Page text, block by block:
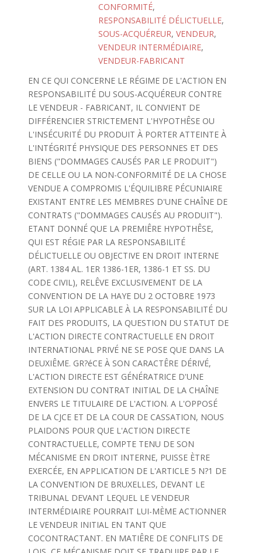
CONFORMITÉ,
RESPONSABILITÉ DÉLICTUELLE,
SOUS-ACQUÉREUR, VENDEUR,
VENDEUR INTERMÉDIAIRE,
VENDEUR-FABRICANT
EN CE QUI CONCERNE LE RÉGIME DE L'ACTION EN
RESPONSABILITÉ DU SOUS-ACQUÉREUR CONTRE
LE VENDEUR - FABRICANT, IL CONVIENT DE
DIFFÉRENCIER STRICTEMENT L'HYPOTHÊSE OU
L'INSÉCURITÉ DU PRODUIT À PORTER ATTEINTE À
L'INTÉGRITÉ PHYSIQUE DES PERSONNES ET DES
BIENS ("DOMMAGES CAUSÉS PAR LE PRODUIT")
DE CELLE OU LA NON-CONFORMITÉ DE LA CHOSE
VENDUE A COMPROMIS L'ÉQUILIBRE PÉCUNIAIRE
EXISTANT ENTRE LES MEMBRES D'UNE CHAÎNE DE
CONTRATS ("DOMMAGES CAUSÉS AU PRODUIT").
ETANT DONNÉ QUE LA PREMIÊRE HYPOTHÊSE,
QUI EST RÉGIE PAR LA RESPONSABILITÉ
DÉLICTUELLE OU OBJECTIVE EN DROIT INTERNE
(ART. 1384 AL. 1ER 1386-1ER, 1386-1 ET SS. DU
CODE CIVIL), RELÊVE EXCLUSIVEMENT DE LA
CONVENTION DE LA HAYE DU 2 OCTOBRE 1973
SUR LA LOI APPLICABLE À LA RESPONSABILITÉ DU
FAIT DES PRODUITS, LA QUESTION DU STATUT DE
L'ACTION DIRECTE CONTRACTUELLE EN DROIT
INTERNATIONAL PRIVÉ NE SE POSE QUE DANS LA
DEUXIÊME. GR?éCE À SON CARACTÊRE DÉRIVÉ,
L'ACTION DIRECTE EST GÉNÉRATRICE D'UNE
EXTENSION DU CONTRAT INITIAL DE LA CHAÎNE
ENVERS LE TITULAIRE DE L'ACTION. A L'OPPOSÉ
DE LA CJCE ET DE LA COUR DE CASSATION, NOUS
PLAIDONS POUR QUE L'ACTION DIRECTE
CONTRACTUELLE, COMPTE TENU DE SON
MÉCANISME EN DROIT INTERNE, PUISSE ÈTRE
EXERCÉE, EN APPLICATION DE L'ARTICLE 5 N?1 DE
LA CONVENTION DE BRUXELLES, DEVANT LE
TRIBUNAL DEVANT LEQUEL LE VENDEUR
INTERMÉDIAIRE POURRAIT LUI-MÈME ACTIONNER
LE VENDEUR INITIAL EN TANT QUE
COCONTRACTANT. EN MATIÊRE DE CONFLITS DE